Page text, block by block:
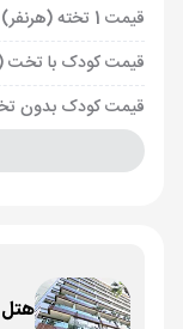
قیمت 1 تخته (هرنفر)
قیمت کودک با تخت
قیمت کودک بدون
هتل